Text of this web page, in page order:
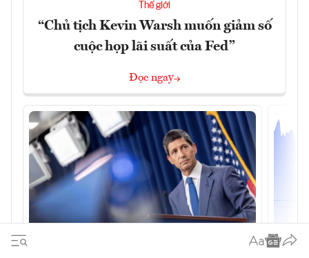
Thế giới
“Chủ tịch Kevin Warsh muốn giảm số
cuộc họp lãi suất của Fed”
Đọc ngay